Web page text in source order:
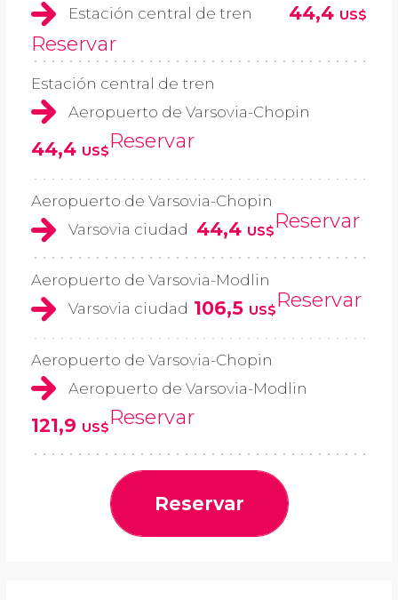
Estación central de tren
44,4 US$
Reservar
Estación central de tren
Aeropuerto de Varsovia-Chopin
44,4 US$Reservar
Aeropuerto de Varsovia-Chopin
Varsovia ciudad 44,4 US$Reservar
Aeropuerto de Varsovia-Modlin
Varsovia ciudad 106,5 US$Reservar
Aeropuerto de Varsovia-Chopin
Aeropuerto de Varsovia-Modlin
121,9 US$Reservar
Reservar